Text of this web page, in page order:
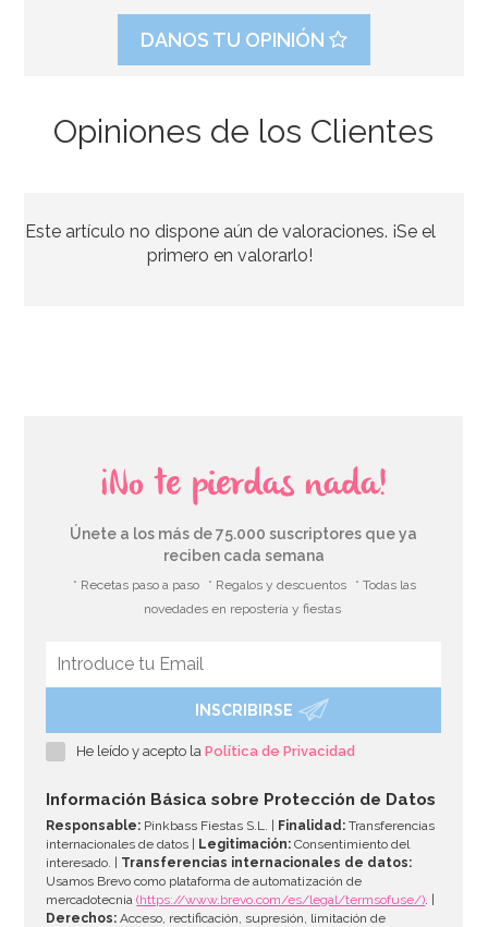
7,20€
Pegamento Comestible 60 gr - SweetKolor
AÑADIR
DANOS TU OPINIÓN
Opiniones de los Clientes
Este artículo no dispone aún de valoraciones. ¡Se el
primero en valorarlo!
¡No te pierdas nada!
Únete a los más de 75.000 suscriptores que ya
reciben cada semana
* Recetas paso a paso * Regalos y descuentos
* Todas las
novedades en repostería y fiestas
INSCRIBIRSE
He leído y acepto laPolítica de Privacidad
Información Básica sobre Protección de Datos
Responsable: Pinkbass Fiestas S.L. | Finalidad: Transferencias
internacionales de datos |
Legitimación: Consentimiento del
interesado. | Transferencias internacionales de datos:
Usamos Brevo como plataforma de automatización de
mercadotecnia(https://www.brevo.com/es/legal/termsofuse/). |
Derechos: Acceso, rectificación, supresión, limitación de